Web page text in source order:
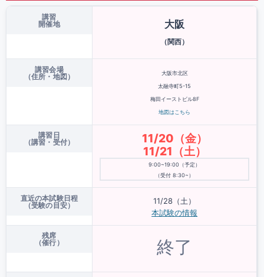
講習
開催地
大阪
（関西）
講習会場
（住所・地図）
大阪市北区
太融寺町5-15
梅田イーストビル8F
地図はこちら
講習日
（講習・受付）
11/20（金）
11/21（土）
9:00~19:00（予定）
（受付 8:30~）
直近の本試験日程
（受験の目安）
11/28（土）
本試験の情報
残席
（催行）
終了